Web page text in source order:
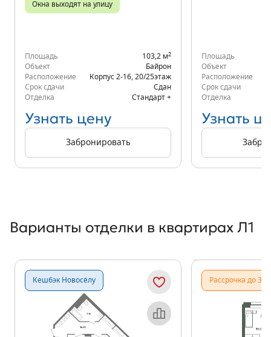
Окна выходят на улицу
Площадь 103,2 м2
Объект
Байрон
Расположение
Корпус 2-16 20/25этаж
Срок сдачи
Сдан
Отделка
Стандарт +
Узнать цену
Забронировать
Площадь
Объект
Расположение
Срок сдачи
Отделка
Узнать
Варианты отделки в квартирах Л1
Кешбэк Новосёлу
Рассрочка до